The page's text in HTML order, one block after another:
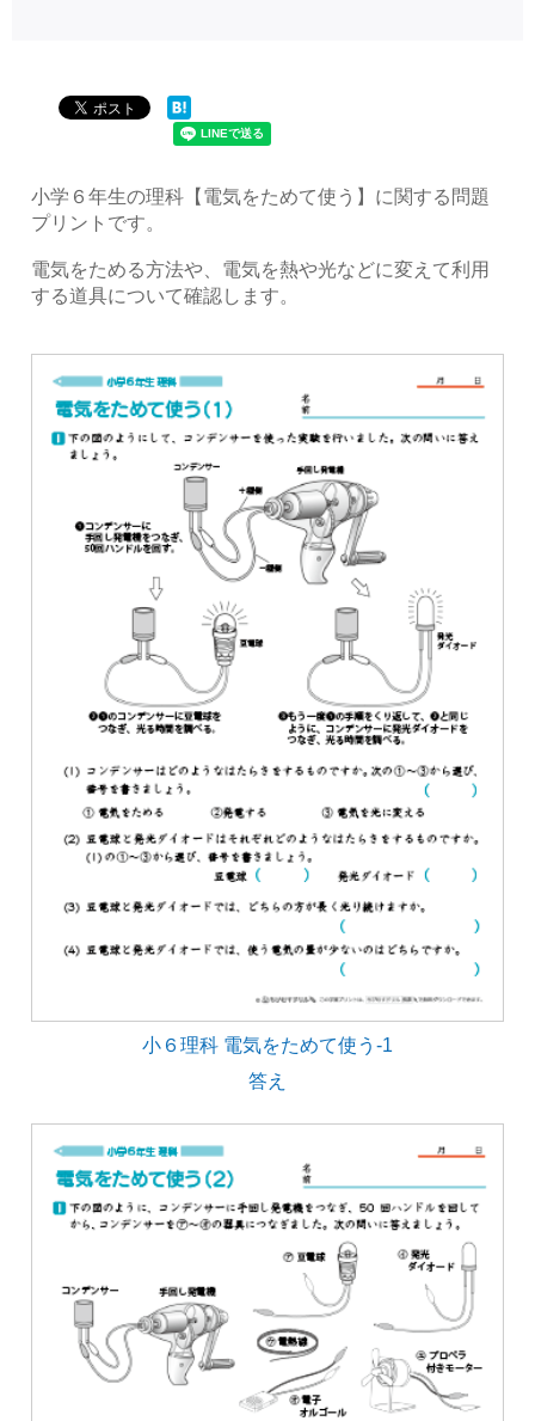
小学６年生の理科【電気をためて使う】に関する問題
プリントです。
電気をためる方法や、電気を熱や光などに変えて利用
する道具について確認します。
小６理科 電気をためて使う-1
答え